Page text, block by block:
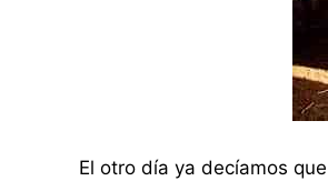
El otro día ya decíamos